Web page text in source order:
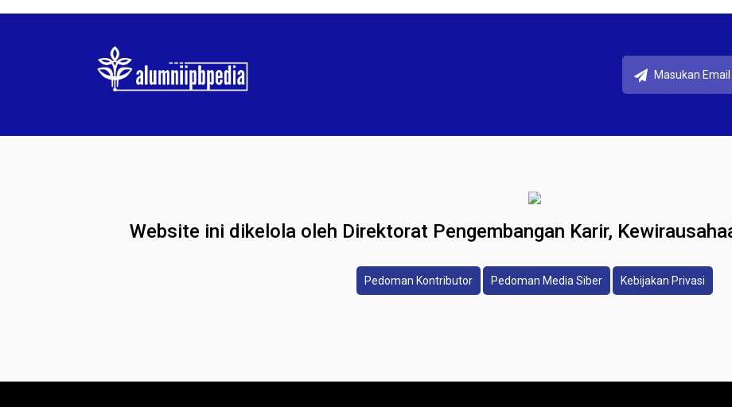
Website ini dikelola oleh Direktorat Pengembangan Karir,
Pedoman Kontributor Pedoman Media Siber Kebijakan Privasi